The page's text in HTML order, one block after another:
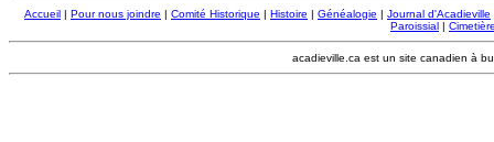
Accueil | Pour nous joindre | Comité Historique | Histoire | Généalogie | Journal d'Acadieville
Paroissial |
acadieville.ca est un site canadien à